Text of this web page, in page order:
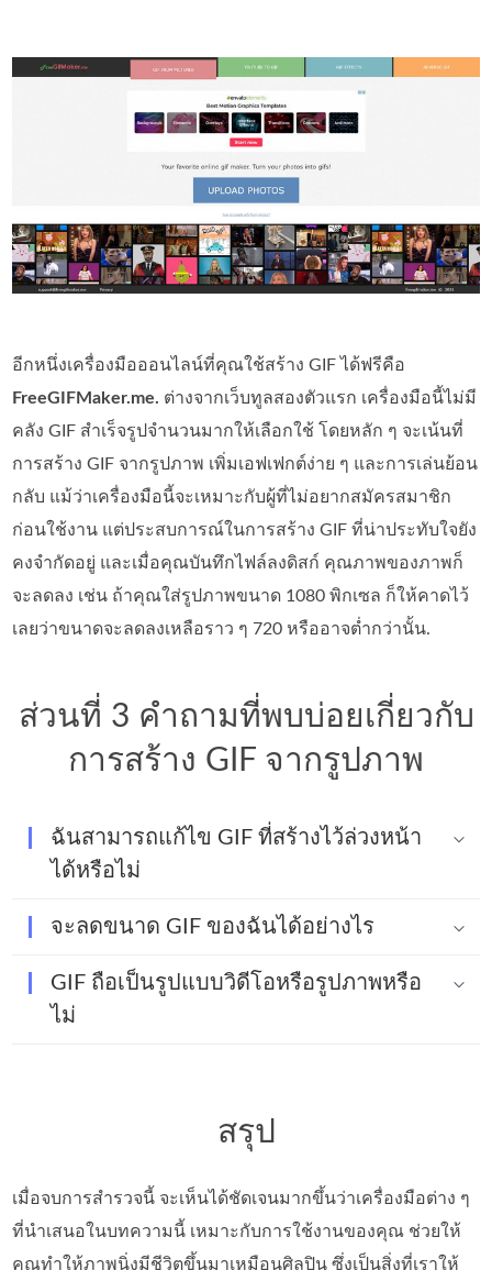
อีกหนึ่งเครื่องมือออนไลน์ที่คุณใช้สร้าง GIF ได้ฟรีคือ
FreeGIFMaker.me. ต่างจากเว็บทูลสองตัวแรก เครื่องมือนี้ไม่มี
คลัง GIF สำเร็จรูปจำนวนมากให้เลือกใช้ โดยหลัก ๆ จะเน้นที่
การสร้าง GIF จากรูปภาพ เพิ่มเอฟเฟกต์ง่าย ๆ และการเล่นย้อน
กลับ แม้ว่าเครื่องมือนี้จะเหมาะกับผู้ที่ไม่อยากสมัครสมาชิก
ก่อนใช้งาน แต่ประสบการณ์ในการสร้าง GIF ที่น่าประทับใจยัง
คงจำกัดอยู่ และเมื่อคุณบันทึกไฟล์ลงดิสก์ คุณภาพของภาพก็
จะลดลง เช่น ถ้าคุณใส่รูปภาพขนาด 1080 พิกเซล ก็ให้คาดไว้
เลยว่าขนาดจะลดลงเหลือราว ๆ 720 หรืออาจต่ำกว่านั้น.
ส่วนที่ 3 คำถามที่พบบ่อยเกี่ยวกับ
การสร้าง GIF จากรูปภาพ
ฉันสามารถแก้ไข GIF ที่สร้างไว้ล่วงหน้า
ได้หรือไม่
จะลดขนาด GIF ของฉันได้อย่างไร
GIF ถือเป็นรูปแบบวิดีโอหรือรูปภาพหรือ
ไม่
สรุป
เมื่อจบการสำรวจนี้ จะเห็นได้ชัดเจนมากขึ้นว่าเครื่องมือต่าง ๆ
ที่นำเสนอในบทความนี้ เหมาะกับการใช้งานของคุณ ช่วยให้
คุณทำให้ภาพนิ่งมีชีวิตขึ้นมาเหมือนศิลปิน ซึ่งเป็นสิ่งที่เราให้